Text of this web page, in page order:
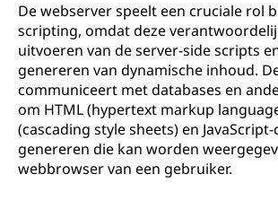
De webserver speelt een cruciale rol
scripting, omdat deze
uitvoeren van de server-side scripts
genereren van dynamische inhoud.
communiceert met databases en
om HTML (hypertext markup
(cascading style sheets) en
genereren die kan worden
webbrowser van een gebruiker.